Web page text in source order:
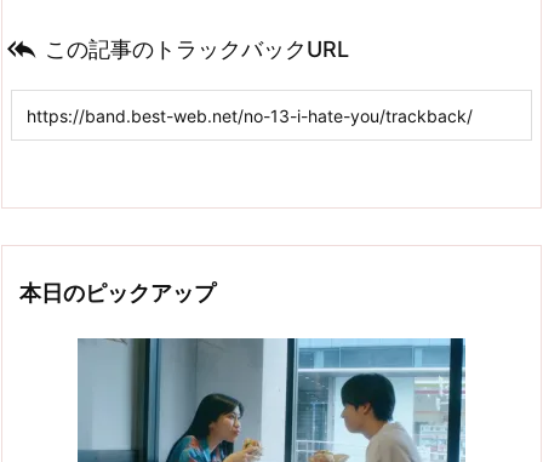
 この記事のトラックバックURL
本日のピックアップ